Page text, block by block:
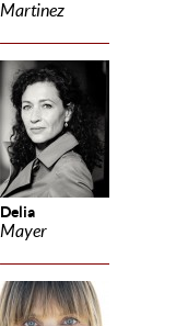
Martinez
Delia
Mayer